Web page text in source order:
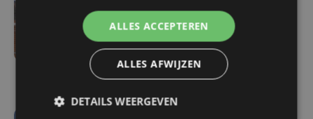
Italiaanse Noemi Basiletti
wint Flanders Ladies
Trophy tegen Barbora
Palicova
ALLES ACCEPTEREN
ALLES AFWIJZEN
DETAILS WEERGEVEN